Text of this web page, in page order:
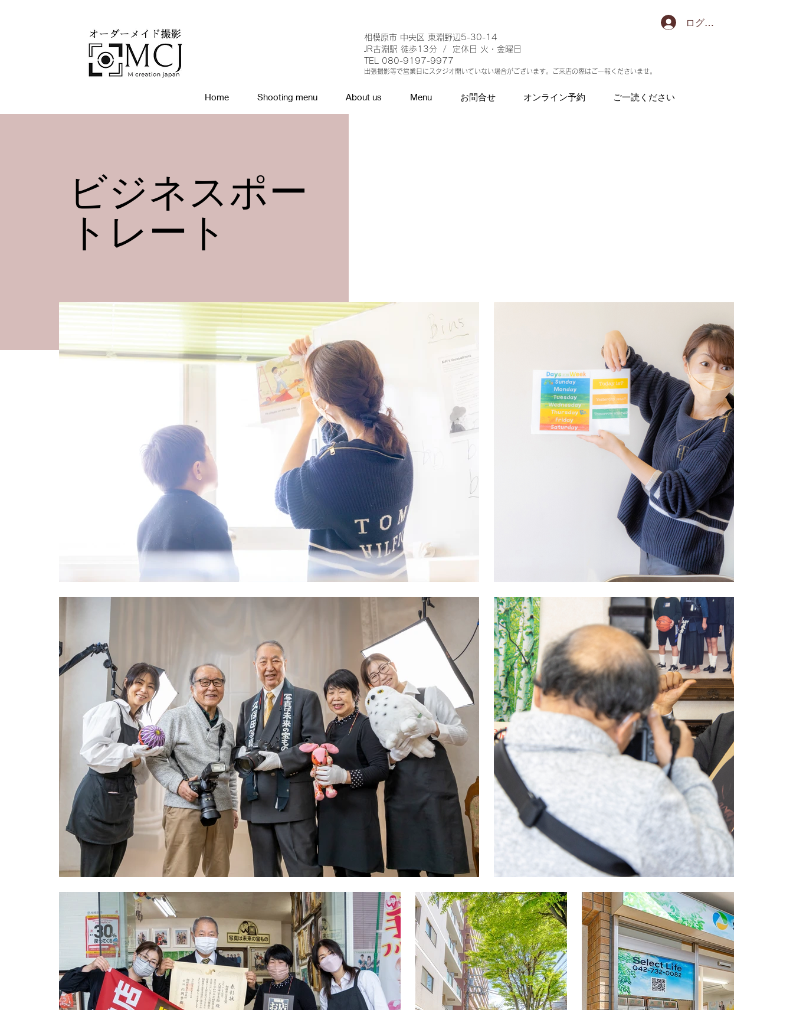
相模原市 中央区 東淵野辺5-30-14
JR古淵駅 徒歩13分 / 定休日 火・金曜日
TEL 080-9197-9977
出張撮影等で営業日にスタジオ開いていない場合がございます。ご来店の際はご一報くださいませ。
ログイン
Home Shooting menu About us Menu お問合せ オンライン予約 ご一読ください
​ビジネスポー
トレート